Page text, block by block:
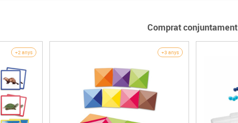
Comprat conjuntament
+2 anys +3 anys